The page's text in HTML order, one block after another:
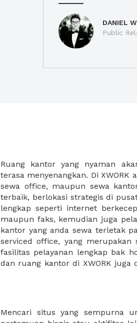
DANIEL
Public
Ruang kantor yang nyaman
terasa menyenangkan. Di XWORK
sewa office, maupun sewa
terbaik, berlokasi strategis di
lengkap seperti internet
maupun faks, kemudian juga
kantor yang anda sewa terletak
serviced office, yang
fasilitas pelayanan lengkap bak
dan ruang kantor di XWORK
legalitas usaha baru Anda,
Perusahaan, Surat Izin Usaha
pendirian PT maupun akte
Sewa ruang kantor XWORK
kantor Anda, karena anda dapat
sewa, kemudian Anda dapat
kantor Anda, semuanya akan
kantor terbaik Anda, dan juga
Mencari situs yang sempurna
salah satu kuncinya. Kami